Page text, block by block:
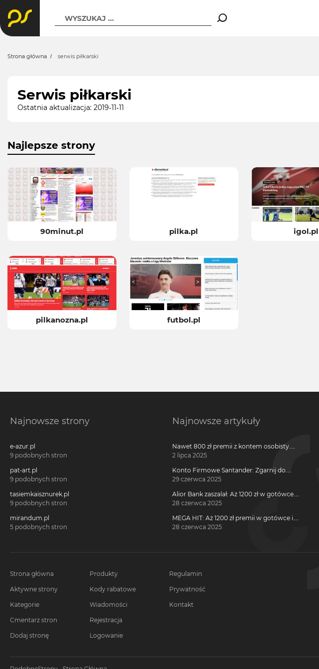
WYSZUKAJ ...
Strona główna serwis piłkarski
Serwis piłkarski
Ostatnia aktualizacja: 2019-11-11
Najlepsze strony
90minut.pl pilka.pl igol.pl
pilkanozna.pl futbol.pl
Najnowsze strony
e-azur.pl
9 podobnych stron
pat-art.pl
9 podobnych stron
tasiemkaisznurek.pl
9 podobnych stron
mirandum.pl
5 podobnych stron
Najnowsze artykuły
Nawet 800 zł premii z kontem osobistym
Millennium 360°!
2 lipca 2025
Konto Firmowe Santander: Zgarnij do
2700 zł w promocji
29 czerwca 2025
Alior Bank zaszalał: Aż 1200 zł w gotówce i
voucherach za otwarcie darmowego
28 czerwca 2025
MEGA HIT: Aż 1200 zł premii w gotówce i
voucherach za darmową kartę kredytową
28 czerwca 2025
Strona główna
Aktywne strony
Kategorie
Cmentarz stron
Dodaj stronę
Produkty
Kody rabatowe
Wiadomości
Rejestracja
Logowanie
Regulamin
Prywatność
Kontakt